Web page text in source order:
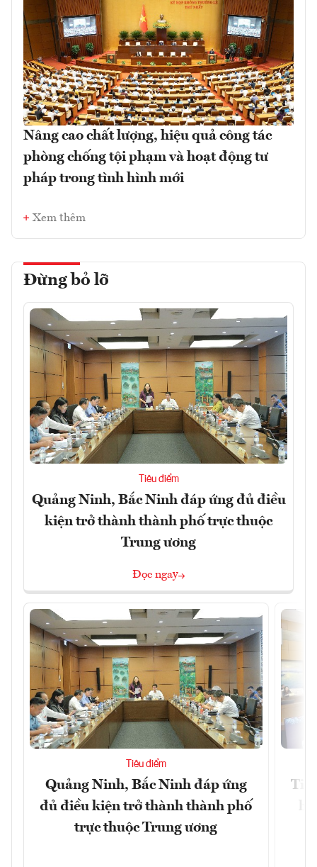
Nâng cao chất lượng, hiệu quả công tác
phòng chống tội phạm và hoạt động tư
pháp trong tình hình mới
Xem thêm
Đừng bỏ lỡ
Tiêu điểm
Quảng Ninh, Bắc Ninh đáp ứng đủ điều
kiện trở thành thành phố trực thuộc
Trung ương
Đọc ngay
Tiêu điểm
Quảng Ninh, Bắc Ninh đáp ứng
đủ điều kiện trở thành thành phố
trực thuộc Trung ương